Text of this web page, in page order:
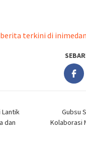
berita terkini di
Lantik
dan
Gubsu
Kolaborasi